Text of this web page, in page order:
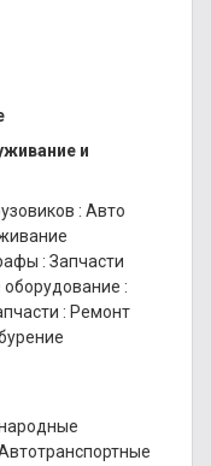
и
: Авто
: Запчасти
:
: Ремонт